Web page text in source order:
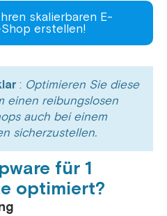
skalierbaren E-
erstellen!
: Optimieren Sie diese
einen reibungslosen
auch bei einem
sicherzustellen.
für 1
optimiert?